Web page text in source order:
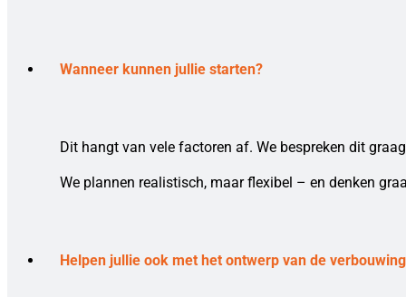
Wanneer kunnen jullie starten?
Dit hangt van vele factoren af. We bespreken dit
We plannen realistisch, maar flexibel – en denken
Helpen jullie ook met het ontwerp van de